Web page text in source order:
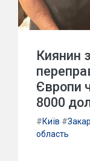
Киянин
Європи
8000
#Київ #
область